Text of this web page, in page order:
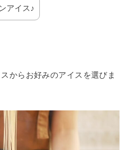
アイス♪
からお好みのアイスを選びま